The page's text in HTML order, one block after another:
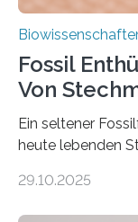
Fossil
Von
Ein seltener
heute lebenden
Forschende die
29.10.2025